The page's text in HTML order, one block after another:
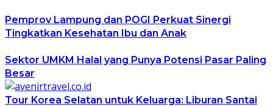
Pemprov Lampung dan POGI Perkuat Sinergi
Tingkatkan Kesehatan Ibu dan Anak
Sektor UMKM Halal yang Punya Potensi Pasar Paling
Besar
Tour Korea Selatan untuk Keluarga: Liburan Santai